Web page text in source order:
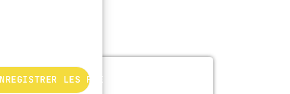
LES PRÉFÉRENCES